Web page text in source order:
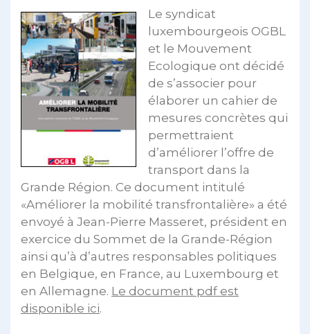
Le syndicat
luxembourgeois OGBL
et le Mouvement
Ecologique ont décidé
de s’associer pour
élaborer un cahier de
mesures concrètes qui
permettraient
d’améliorer l’offre de
transport dans la
Grande Région. Ce document intitulé
«Améliorer la mobilité transfrontalière» a été
envoyé à Jean-Pierre Masseret, président en
exercice du Sommet de la Grande-Région
ainsi qu’à d’autres responsables politiques
en Belgique, en France, au Luxembourg et
en Allemagne. Le document pdf est
disponible ici.